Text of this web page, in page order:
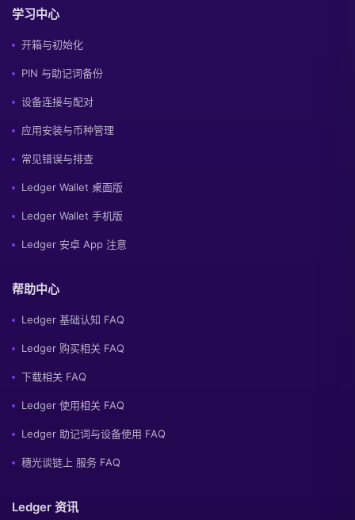
学习中心
开箱与初始化
PIN 与助记词备份
设备连接与配对
应用安装与币种管理
常见错误与排查
Ledger Wallet 桌面版
Ledger Wallet 手机版
Ledger 安卓 App 注意
帮助中心
Ledger 基础认知 FAQ
Ledger 购买相关 FAQ
下载相关 FAQ
Ledger 使用相关 FAQ
Ledger 助记词与设备使用 FAQ
穗光谈链上 服务 FAQ
Ledger 资讯